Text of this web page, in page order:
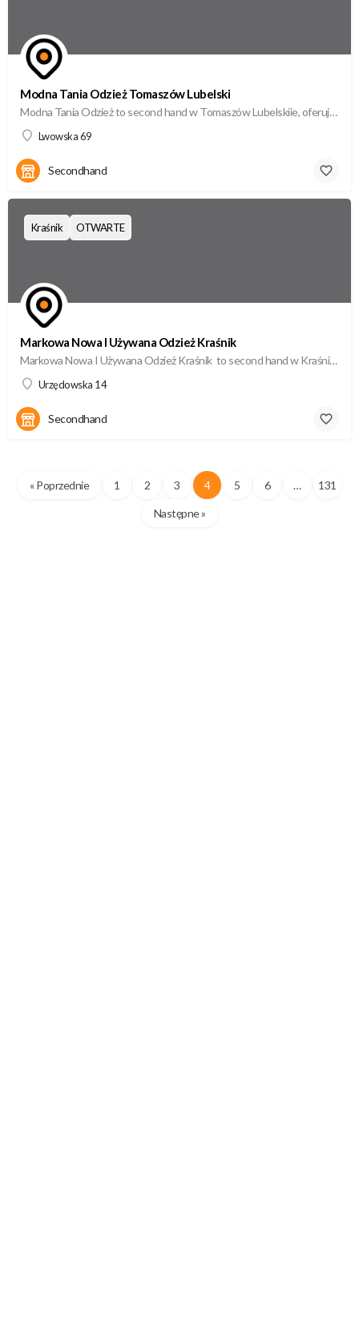
Modna Tania Odzież Tomaszów Lubelski
Modna Tania Odzież to second hand w Tomaszów Lubelskiie, oferujący wysokiej jakości odzież używaną w…
Lwowska 69
Secondhand
Markowa Nowa I Używana Odzież Kraśnik
Markowa Nowa I Używana Odzież Kraśnik to second hand w Kraśnikie, oferujący wysokiej jakości odzież używaną…
Urzędowska 14
Kraśnik OTWARTE
Secondhand
« Poprzednie 1 2 3 4 5 6 … 131
Następne »